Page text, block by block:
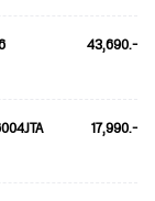
43,690.-
17,990.-